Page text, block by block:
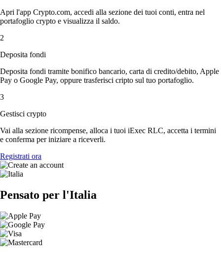
Apri l'app Crypto.com, accedi alla sezione dei tuoi conti, entra nel
portafoglio crypto e visualizza il saldo.
2
Deposita fondi
Deposita fondi tramite bonifico bancario, carta di credito/debito, Apple
Pay o Google Pay, oppure trasferisci cripto sul tuo portafoglio.
3
Gestisci crypto
Vai alla sezione ricompense, alloca i tuoi iExec RLC, accetta i termini
e conferma per iniziare a riceverli.
Registrati ora
Pensato per l'Italia